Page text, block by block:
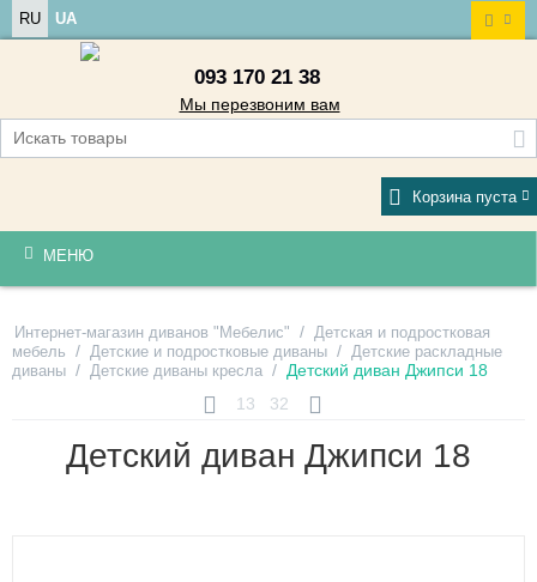
RU UA
093 170 21 38
Мы перезвоним вам
Корзина пуста
МЕНЮ
Интернет-магазин диванов "Мебелис" / Детская и подростковая
мебель / Детские и подростковые диваны / Детские раскладные
диваны / Детские диваны кресла / Детский диван Джипси 18
13
32
Детский диван Джипси 18